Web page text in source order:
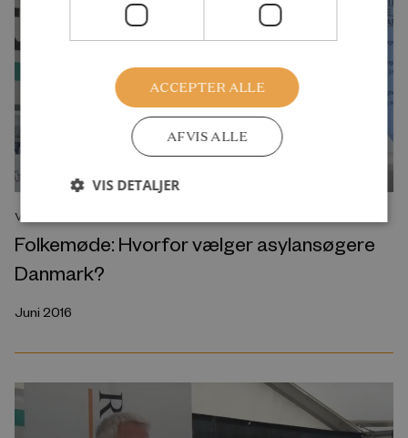
VIDEO
Folkemøde: Hvorfor vælger asylansøgere
Danmark?
Juni 2016
ACCEPTER ALLE
AFVIS ALLE
VIS DETALJER